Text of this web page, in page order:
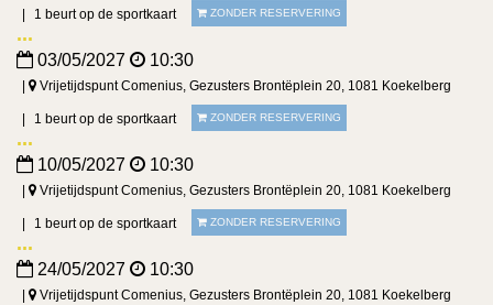
1 beurt op de sportkaart ZONDER RESERVERING
03/05/2027 10:30
Vrijetijdspunt Comenius, Gezusters Brontëplein 20, 1081 Koekelberg
1 beurt op de sportkaart ZONDER RESERVERING
10/05/2027 10:30
Vrijetijdspunt Comenius, Gezusters Brontëplein 20, 1081 Koekelberg
1 beurt op de sportkaart ZONDER RESERVERING
24/05/2027 10:30
Vrijetijdspunt Comenius, Gezusters Brontëplein 20, 1081 Koekelberg